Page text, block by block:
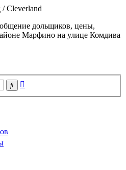
Cleverland
дольщиков, цены,
Марфино на улице Комдива
Поиск